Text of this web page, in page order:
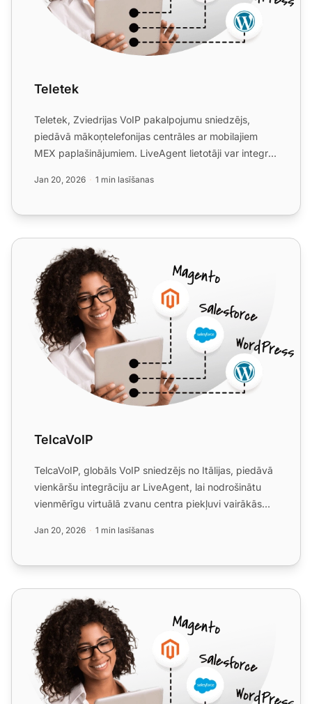
Teletek
Teletek, Zviedrijas VoIP pakalpojumu sniedzējs,
piedāvā mākoņtelefonijas centrāles ar mobilajiem
MEX paplašinājumiem. LiveAgent lietotāji var integrēt
Jan 20, 2026 1 min lasīšanas
TelcaVoIP
TelcaVoIP
TelcaVoIP, globāls VoIP sniedzējs no Itālijas, piedāvā
vienkāršu integrāciju ar LiveAgent, lai nodrošinātu
vienmērīgu virtuālā zvanu centra piekļuvi vairākās
Jan 20, 2026 1 min lasīšanas
Placetel